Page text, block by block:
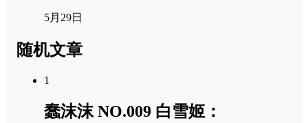
5月29日
随机文章
1
蠢沫沫 NO.009 白雪姬：